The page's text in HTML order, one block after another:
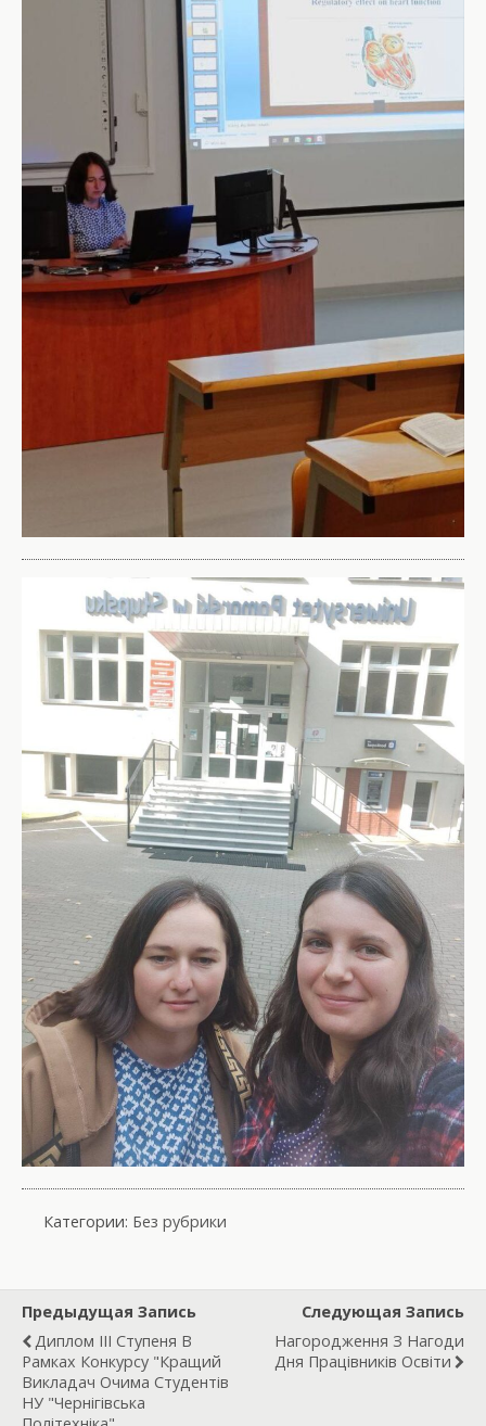
Категории: Без рубрики
Предыдущая Запись
Диплом III Ступеня В
Рамках Конкурсу "Кращий
Викладач Очима Студентів
НУ "Чернігівська
Следующая Запись
Нагородження З Нагоди
Дня Працівників Освіти